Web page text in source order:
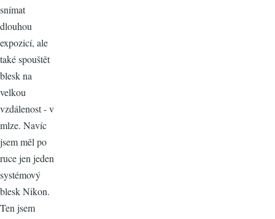
snímat
dlouhou
expozicí, ale
také spouštět
blesk na
velkou
vzdálenost - v
mlze. Navíc
jsem měl po
ruce jen jeden
systémový
blesk Nikon.
Ten jsem